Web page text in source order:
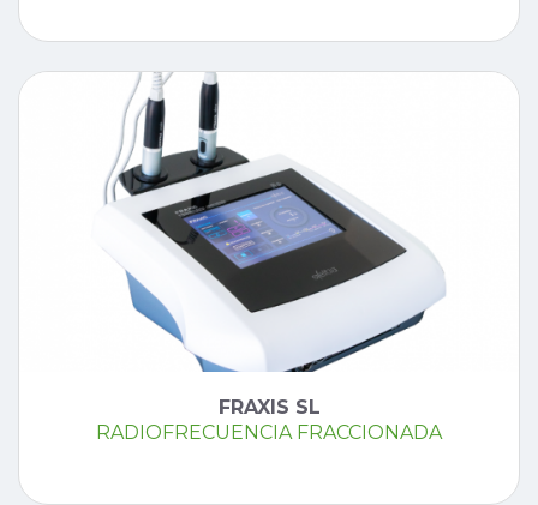
FRAXIS SL
RADIOFRECUENCIA FRACCIONADA